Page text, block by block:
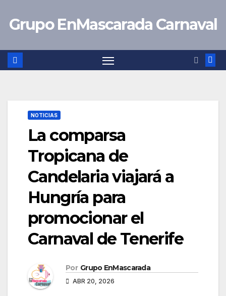
Grupo EnMascarada Carnaval
NOTICIAS
La comparsa
Tropicana de
Candelaria viajará a
Hungría para
promocionar el
Carnaval de Tenerife
Por Grupo EnMascarada
ABR 20, 2026